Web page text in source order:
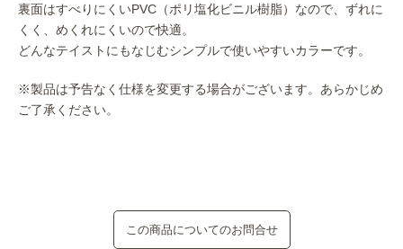
裏面はすべりにくいPVC（ポリ塩化ビニル樹脂）なので、ずれに
くく、めくれにくいので快適。
どんなテイストにもなじむシンプルで使いやすいカラーです。
※製品は予告なく仕様を変更する場合がございます。あらかじめ
ご了承ください。
この商品についてのお問合せ